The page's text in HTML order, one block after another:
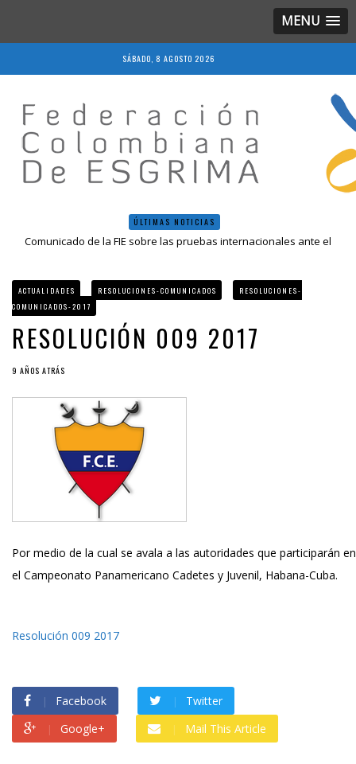
MENU
SÁBADO, 8 AGOSTO 2026
ÚLTIMAS NOTICIAS
Comunicado de la FIE sobre las pruebas internacionales ante el
Resultados LIVE IV Escalafón Nacional Mayores, Cali, Abril 2019
Resolución 027 2019
Epee Grand Prix 2023 – Cali, Colombia
ACTUALIDADES RESOLUCIONES-COMUNICADOS
RESOLUCIONES-
COMUNICADOS-2017
RESOLUCIÓN 009 2017
9 AÑOS ATRÁS
Por medio de la cual se avala a las autoridades que participarán en
el Campeonato Panamericano Cadetes y Juvenil, Habana-Cuba.
Resolución 009 2017
Facebook
Twitter
Google+
Mail This Article